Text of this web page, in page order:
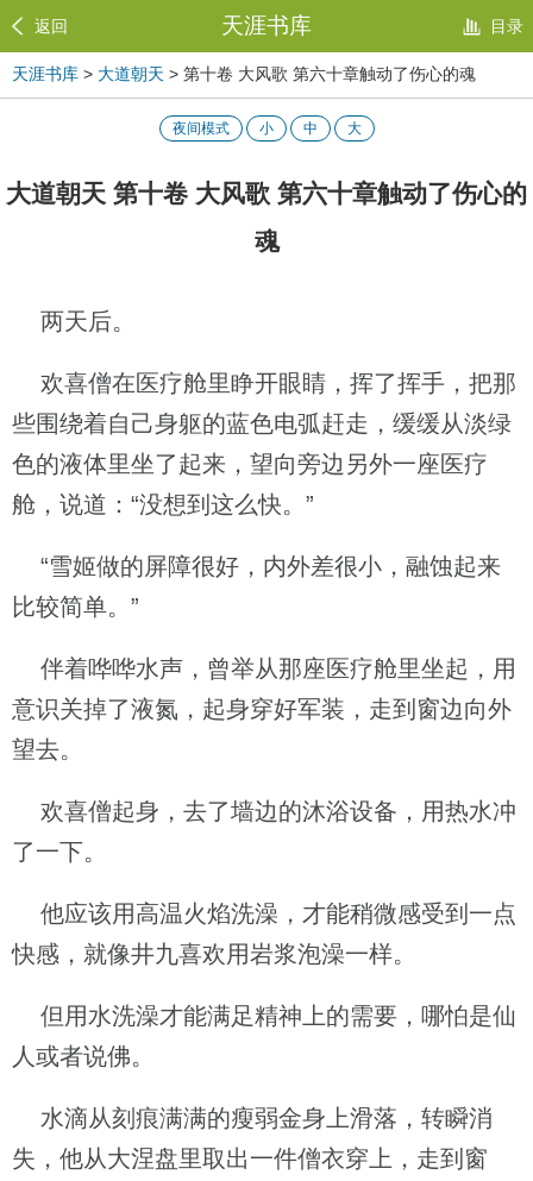
返回 天涯书库 目录
天涯书库 > 大道朝天 > 第十卷 大风歌 第六十章触动了伤心的魂
夜间模式 小 中 大
大道朝天 第十卷 大风歌 第六十章触动了伤心的
魂
两天后。
欢喜僧在医疗舱里睁开眼睛，挥了挥手，把那
些围绕着自己身躯的蓝色电弧赶走，缓缓从淡绿
色的液体里坐了起来，望向旁边另外一座医疗
舱，说道：“没想到这么快。”
“雪姬做的屏障很好，内外差很小，融蚀起来
比较简单。”
伴着哗哗水声，曾举从那座医疗舱里坐起，用
意识关掉了液氮，起身穿好军装，走到窗边向外
望去。
欢喜僧起身，去了墙边的沐浴设备，用热水冲
了一下。
他应该用高温火焰洗澡，才能稍微感受到一点
快感，就像井九喜欢用岩浆泡澡一样。
但用水洗澡才能满足精神上的需要，哪怕是仙
人或者说佛。
水滴从刻痕满满的瘦弱金身上滑落，转瞬消
失，他从大涅盘里取出一件僧衣穿上，走到窗